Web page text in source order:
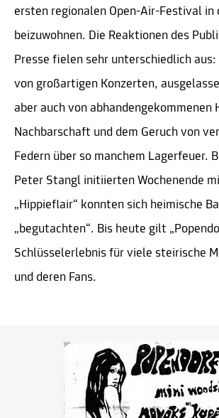
ersten regionalen Open-Air-Festival in
beizuwohnen. Die Reaktionen des
Presse fielen sehr unterschiedlich
von großartigen Konzerten,
aber auch von abhandengekommenen
Nachbarschaft und dem Geruch von
Federn über so manchem Lagerfeuer.
Peter Stangl initiierten Wochenende
„Hippieflair“ konnten sich heimische
„begutachten“. Bis heute gilt
Schlüsselerlebnis für viele steirische
und deren Fans.